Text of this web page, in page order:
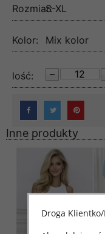
Rozmiar:S-XL
Kolor: Mix kolor
lość:
Inne produkty
Droga